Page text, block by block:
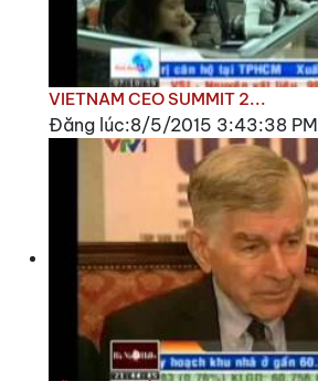
VIETNAM CEO SUMMIT 2...
Đăng lúc:8/5/2015 3:43:38 PM